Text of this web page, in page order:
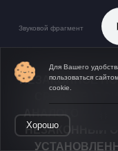
Звуковой фрагмент
НЕЗАКОННОЕ
АНАЛОГОВ
НЕЗАКОННЫЙ
Для Вашего
пользоваться
cookie.
Хорошо